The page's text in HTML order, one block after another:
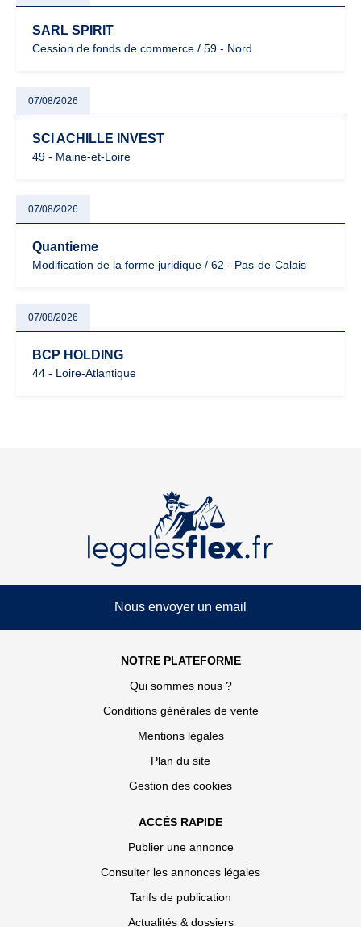
SARL SPIRIT
Cession de fonds de commerce / 59 - Nord
07/08/2026
SCI ACHILLE INVEST
49 - Maine-et-Loire
07/08/2026
Quantieme
Modification de la forme juridique / 62 - Pas-de-Calais
07/08/2026
BCP HOLDING
44 - Loire-Atlantique
Nous envoyer un email
NOTRE PLATEFORME
Qui sommes nous ?
Conditions générales de vente
Mentions légales
Plan du site
Gestion des cookies
ACCÈS RAPIDE
Publier une annonce
Consulter les annonces légales
Tarifs de publication
Actualités & dossiers